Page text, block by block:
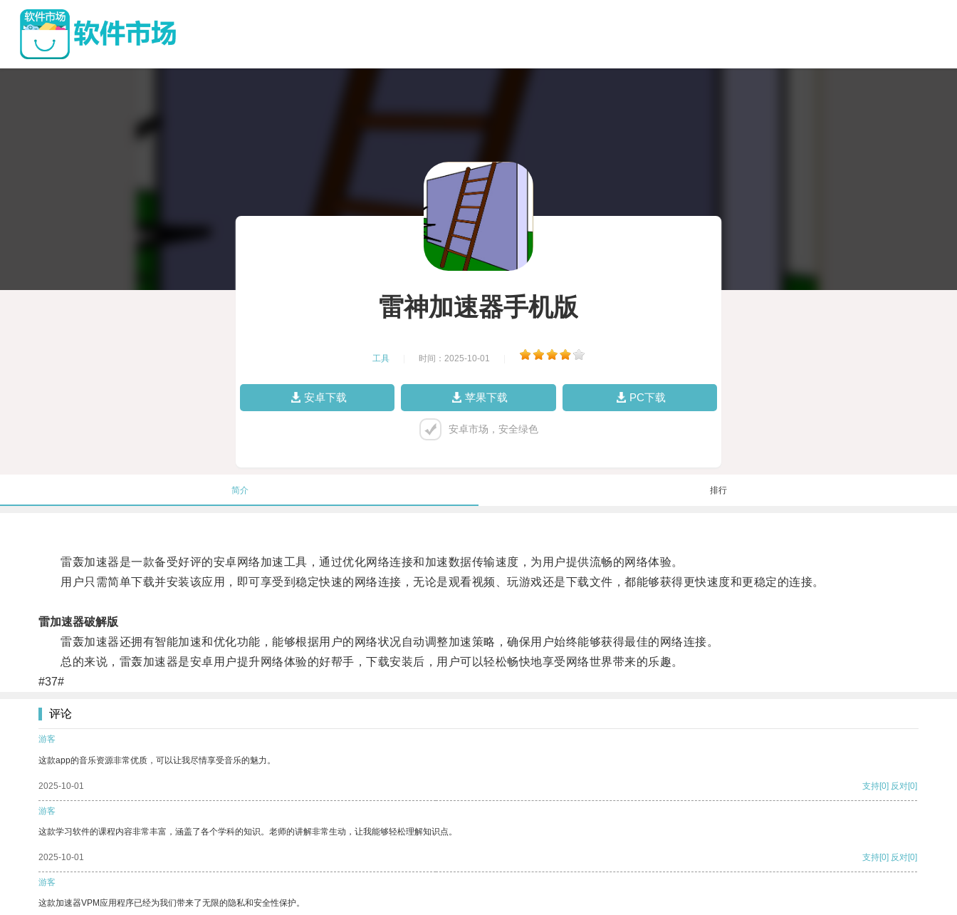
雷神加速器手机版
工具 时间：2025-10-01
安卓下载 苹果下载 PC下载
安卓市场，安全绿色
简介 排行
雷轰加速器是一款备受好评的安卓网络加速工具，通过优化网络连接和加速数据传输速度，为用户提供流畅的网络体验。
用户只需简单下载并安装该应用，即可享受到稳定快速的网络连接，无论是观看视频、玩游戏还是下载文件，都能够获得更快速度和更稳定的连接。
雷加速器破解版
雷轰加速器还拥有智能加速和优化功能，能够根据用户的网络状况自动调整加速策略，确保用户始终能够获得最佳的网络连接。
总的来说，雷轰加速器是安卓用户提升网络体验的好帮手，下载安装后，用户可以轻松畅快地享受网络世界带来的乐趣。
#37#
评论
游客
这款app的音乐资源非常优质，可以让我尽情享受音乐的魅力。
2025-10-01 支持[0] 反对[0]
游客
这款学习软件的课程内容非常丰富，涵盖了各个学科的知识。老师的讲解非常生动，让我能够轻松理解知识点。
2025-10-01 支持[0] 反对[0]
游客
这款加速器VPM应用程序已经为我们带来了无限的隐私和安全性保护。